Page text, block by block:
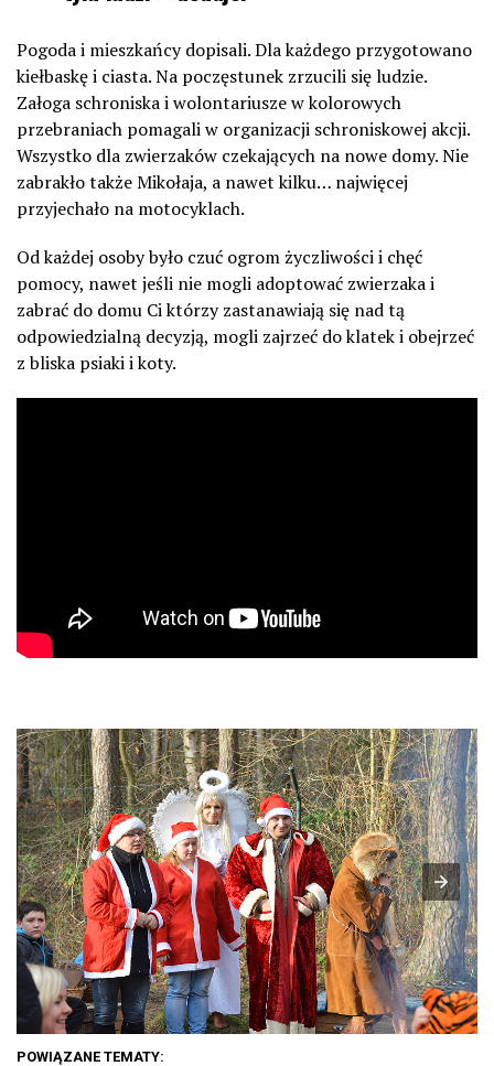
Pogoda i mieszkańcy dopisali. Dla każdego przygotowano
kiełbaskę i ciasta. Na poczęstunek zrzucili się ludzie.
Załoga schroniska i wolontariusze w kolorowych
przebraniach pomagali w organizacji schroniskowej akcji.
Wszystko dla zwierzaków czekających na nowe domy. Nie
zabrakło także Mikołaja, a nawet kilku… najwięcej
przyjechało na motocyklach.
Od każdej osoby było czuć ogrom życzliwości i chęć
pomocy, nawet jeśli nie mogli adoptować zwierzaka i
zabrać do domu Ci którzy zastanawiają się nad tą
odpowiedzialną decyzją, mogli zajrzeć do klatek i obejrzeć
z bliska psiaki i koty.
POWIĄZANE TEMATY: